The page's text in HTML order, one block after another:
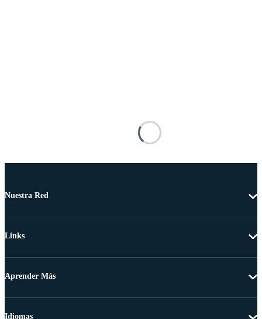
Nuestra Red
Links
Aprender Más
Idiomas